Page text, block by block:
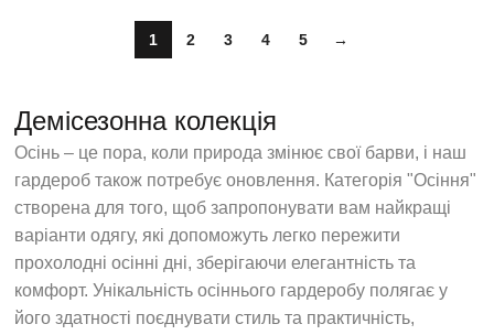
1 2 3 4 5 →
Демісезонна колекція
Осінь – це пора, коли природа змінює свої барви, і наш
гардероб також потребує оновлення. Категорія "Осіння"
створена для того, щоб запропонувати вам найкращі
варіанти одягу, які допоможуть легко пережити
прохолодні осінні дні, зберігаючи елегантність та
комфорт. Унікальність осіннього гардеробу полягає у
його здатності поєднувати стиль та практичність,